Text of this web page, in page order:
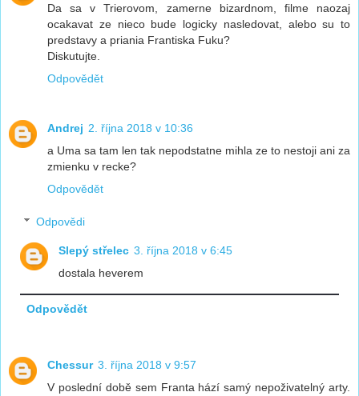
Da sa v Trierovom, zamerne bizardnom, filme naozaj
ocakavat ze nieco bude logicky nasledovat, alebo su to
predstavy a priania Frantiska Fuku?
Diskutujte.
Odpovědět
Andrej 2. října 2018 v 10:36
a Uma sa tam len tak nepodstatne mihla ze to nestoji ani za
zmienku v recke?
Odpovědět
Odpovědi
Slepý střelec 3. října 2018 v 6:45
dostala heverem
Odpovědět
Chessur 3. října 2018 v 9:57
V poslední době sem Franta hází samý nepoživatelný arty.